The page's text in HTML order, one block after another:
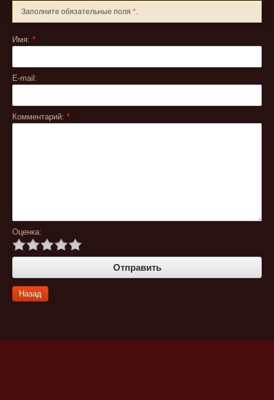
Заполните обязательные поля *.
Имя: *
E-mail:
Комментарий: *
Оценка:
Назад